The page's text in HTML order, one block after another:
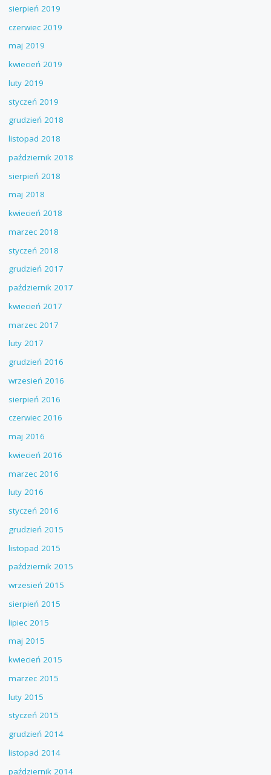
sierpień 2019
czerwiec 2019
maj 2019
kwiecień 2019
luty 2019
styczeń 2019
grudzień 2018
listopad 2018
październik 2018
sierpień 2018
maj 2018
kwiecień 2018
marzec 2018
styczeń 2018
grudzień 2017
październik 2017
kwiecień 2017
marzec 2017
luty 2017
grudzień 2016
wrzesień 2016
sierpień 2016
czerwiec 2016
maj 2016
kwiecień 2016
marzec 2016
luty 2016
styczeń 2016
grudzień 2015
listopad 2015
październik 2015
wrzesień 2015
sierpień 2015
lipiec 2015
maj 2015
kwiecień 2015
marzec 2015
luty 2015
styczeń 2015
grudzień 2014
listopad 2014
październik 2014